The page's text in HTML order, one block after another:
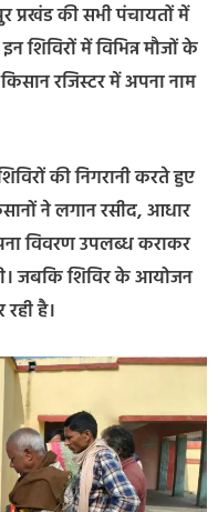
प्रखंड की सभी पंचायतों में
शिविरों में विभिन्न मौजों के
रजिस्टर में अपना नाम
की निगरानी करते हुए
ने लगान रसीद, आधार
विवरण उपलब्ध कराकर
जबकि शिविर के आयोजन
है।